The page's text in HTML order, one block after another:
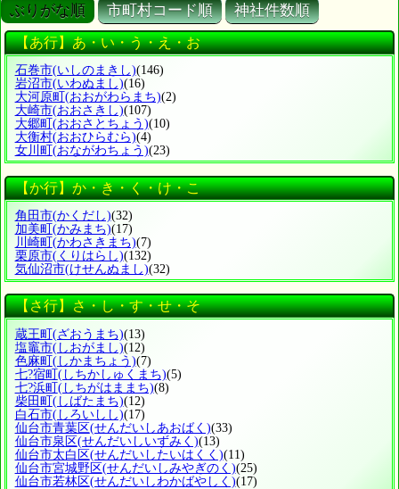
ぶりがな順 市町村コード順 神社件数順
【あ行】あ・い・う・え・お
石巻市(いしのまきし)(146)
岩沼市(いわぬまし)(16)
大河原町 (おおがわらまち)(2)
大崎市(おおさきし)(107)
大郷町 (おおさとちょう)(10)
大衡村(おおひらむら)(4)
女川町 (おながわちょう)(23)
【か行】か・き・く・け・こ
角田市(かくだし)(32)
加美町 (かみまち)(17)
川崎町 (かわさきまち)(7)
栗原市(くりはらし)(132)
気仙沼市(けせんぬまし)(32)
【さ行】さ・し・す・せ・そ
蔵王町 (ざおうまち)(13)
塩竈市(しおがまし)(12)
色麻町 (しかまちょう)(7)
七?宿町 (しちかしゅくまち)(5)
七?浜町 (しちがはままち)(8)
柴田町 (しばたまち)(12)
白石市(しろいしし)(17)
仙台市青葉区(せんだいしあおばく)(33)
仙台市泉区(せんだいしいずみく)(13)
仙台市太白区(せんだいしたいはくく)(11)
仙台市宮城野区(せんだいしみやぎのく)(25)
仙台市若林区(せんだいしわかばやしく)(17)